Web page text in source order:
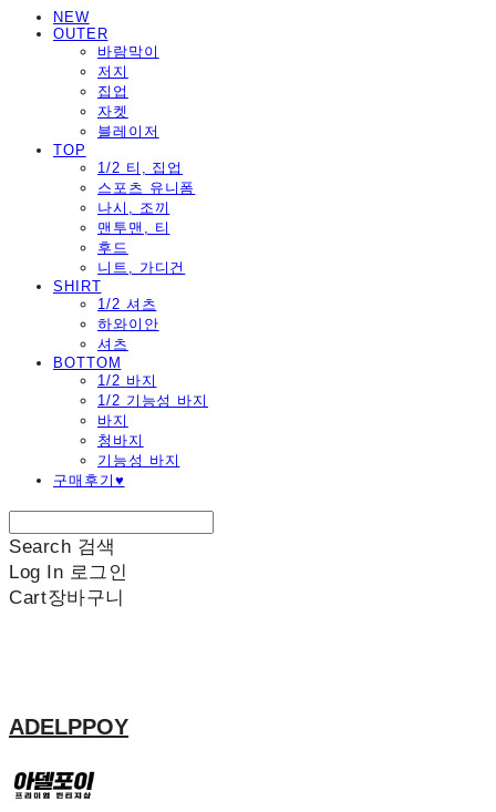
NEW
OUTER
바람막이
저지
집업
자켓
블레이저
TOP
1/2 티, 집업
스포츠 유니폼
나시, 조끼
맨투맨, 티
후드
니트, 가디건
SHIRT
1/2 셔츠
하와이안
셔츠
BOTTOM
1/2 바지
1/2 기능성 바지
바지
청바지
기능성 바지
구매후기♥
Search 검색
Log In 로그인
Cart장바구니
ADELPPOY